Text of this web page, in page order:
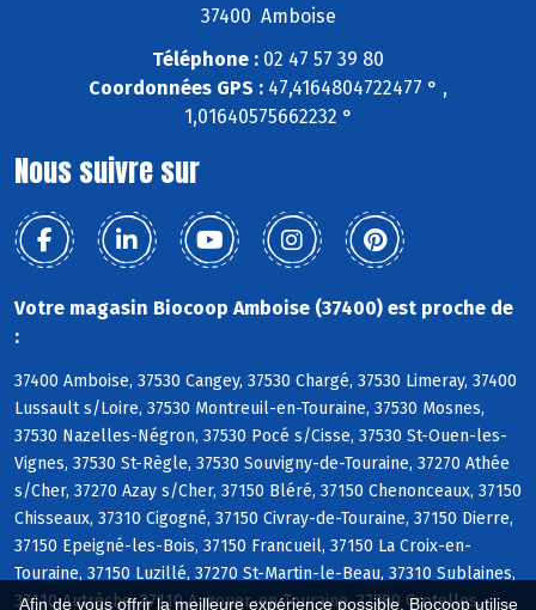
Afin de vous offrir la meilleure expérience possible, Biocoop utilise
37400 Amboise
Téléphone : 02 47 57 39 80
Coordonnées GPS : 47,4164804722477 ° ,
1,01640575662232 °
Nous suivre sur
Votre magasin Biocoop Amboise (37400) est proche de
:
37400 Amboise, 37530 Cangey, 37530 Chargé, 37530 Limeray, 37400
Lussault s/Loire, 37530 Montreuil-en-Touraine, 37530 Mosnes,
37530 Nazelles-Négron, 37530 Pocé s/Cisse, 37530 St-Ouen-les-
Vignes, 37530 St-Règle, 37530 Souvigny-de-Touraine, 37270 Athée
s/Cher, 37270 Azay s/Cher, 37150 Bléré, 37150 Chenonceaux, 37150
Chisseaux, 37310 Cigogné, 37150 Civray-de-Touraine, 37150 Dierre,
37150 Epeigné-les-Bois, 37150 Francueil, 37150 La Croix-en-
Touraine, 37150 Luzillé, 37270 St-Martin-le-Beau, 37310 Sublaines,
37110 Autrèche, 37110 Auzouer-en-Touraine, 37380 Crotelles,